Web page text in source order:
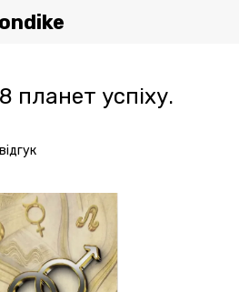
планет успіху.